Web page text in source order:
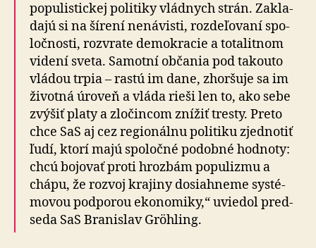
populistickej po­li­tiky vládnych strán. Zakla­
dajú si na šírení nená­visti, roz­de­ľo­vaní spo­
loč­nosti, rozvrate demo­kracie a to­ta­lit­nom
videní sveta. Samotní občania pod takouto
vládou trpia – rastú im dane, zhoršuje sa im
životná úroveň a vláda rieši len to, ako sebe
zvýšiť platy a zlo­čin­com znížiť tresty. Preto
chce SaS aj cez re­gio­nálnu politiku zjed­no­tiť
ľudí, ktorí majú spo­ločné po­dobné hod­noty:
chcú bojovať proti hrozbám popu­lizmu a
chápu, že rozvoj krajiny dosiahneme systé­
mo­vou pod­po­rou eko­no­miky,“ uviedol pred­
seda SaS Branislav Gröhling.